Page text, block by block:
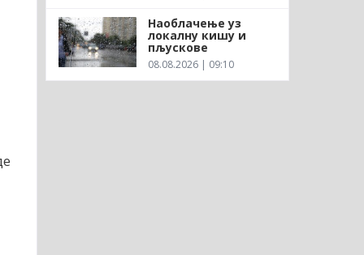
Наоблачење уз
локалну кишу и
пљускове
08.08.2026 | 09:10